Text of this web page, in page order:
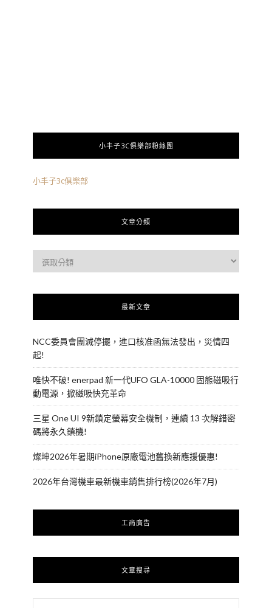
小丰子3C俱樂部粉絲團
小丰子3c俱樂部
文章分類
最新文章
NCC委員會團滅停擺，進口核准函無法發出，災情四
起!
唯快不破! enerpad 新一代UFO GLA-10000 固態磁吸行
動電源，掀磁吸快充革命
三星 One UI 9新鎖定螢幕安全機制，連續 13 次解錯密
碼將永久鎖機!
燦坤2026年暑期iPhone原廠電池舊換新應援優惠!
2026年台灣機車最新機車銷售排行榜(2026年7月)
工商廣告
文章搜尋